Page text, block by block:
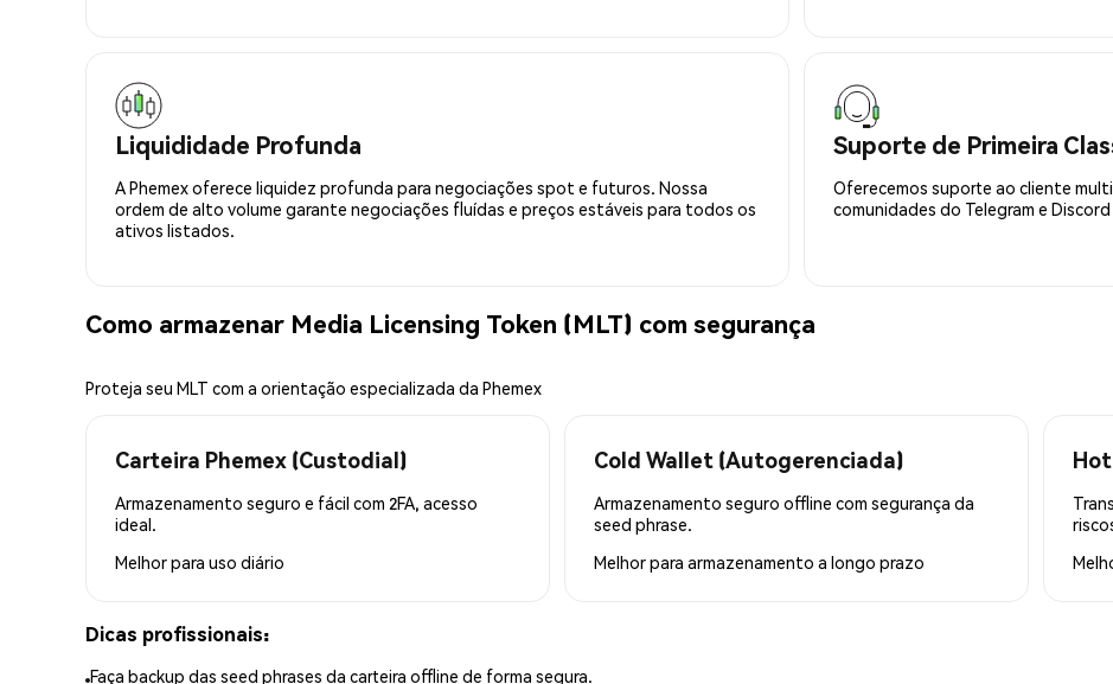
Liquididade Profunda
A Phemex oferece liquidez profunda para negociações spot e futuros. Nossa
ordem de alto volume garante negociações fluídas e preços estáveis para todos os
ativos listados.
Suporte de Primeira
Oferecemos suporte ao cliente
comunidades do Telegram e
Como armazenar Media Licensing Token (MLT) com segurança
Proteja seu MLT com a orientação especializada da Phemex
Carteira Phemex (Custodial)
Armazenamento seguro e fácil com 2FA, acesso
ideal.
Melhor para uso diário
Cold Wallet (Autogerenciada)
Armazenamento seguro offline com segurança da
seed phrase.
Melhor para armazenamento a longo prazo
Dicas profissionais:
Faça backup das seed phrases da carteira offline de forma segura.